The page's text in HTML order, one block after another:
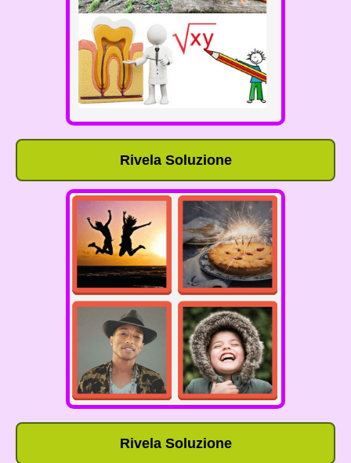
Rivela Soluzione
Rivela Soluzione